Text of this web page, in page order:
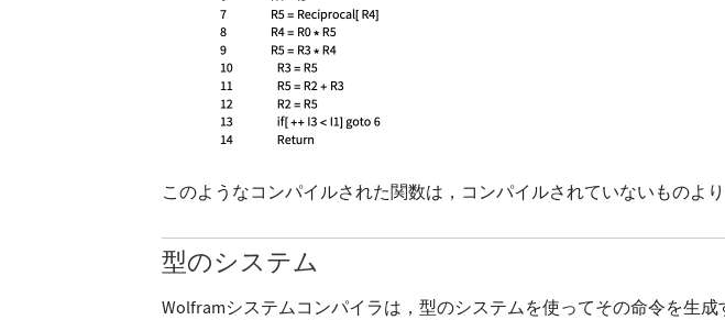
このようなコンパイルされた関数は，コンパイルされていないものよ
型のシステム
Wolframシステムコンパイラは，型のシステムを使ってその命令を生